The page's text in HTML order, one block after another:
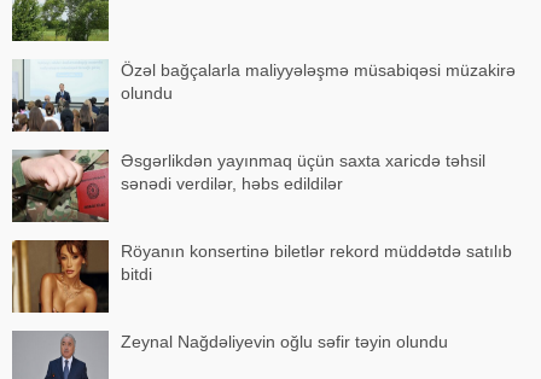
Özəl bağçalarla maliyyələşmə müsabiqəsi müzakirə
olundu
Əsgərlikdən yayınmaq üçün saxta xaricdə təhsil
sənədi verdilər, həbs edildilər
Röyanın konsertinə biletlər rekord müddətdə satılıb
bitdi
Zeynal Nağdəliyevin oğlu səfir təyin olundu